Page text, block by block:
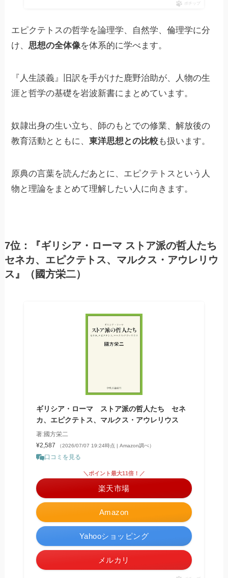
ポチップ
エピクテトスの哲学を論理学、自然学、倫理学に分
け、思想の全体像を体系的に学べます。
『人生談義』旧訳を手がけた鹿野治助が、人物の生
涯と哲学の基礎を岩波新書にまとめています。
奴隷出身の生い立ち、師のもとでの修業、解放後の
教育活動とともに、東洋思想との比較も扱います。
原典の言葉を読んだあとに、エピクテトスという人
物と理論をまとめて理解したい人に向きます。
7位：『ギリシア・ローマ ストア派の哲人たち
セネカ、エピクテトス、マルクス・アウレリウ
ス』（國方栄二）
ギリシア・ローマ ストア派の哲人たち セネ
カ、エピクテトス、マルクス・アウレリウス
著:國方栄二
¥2,587
（2026/07/07 19:24時点 | Amazon調べ）
口コミを見る
Amazon
＼ポイント最大11倍！／
楽天市場
Yahooショッピング
メルカリ